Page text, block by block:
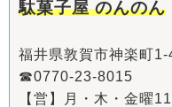
駄菓子屋 のんのん
福井県敦賀市神楽町1-
☎0770-23-8015
【営】月・木・金曜